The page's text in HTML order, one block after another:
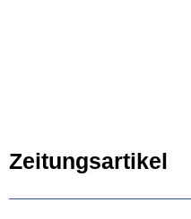
Zeitungsartikel